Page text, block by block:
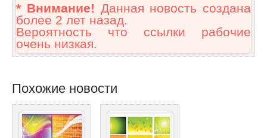
* Внимание! Данная новость создана
более 2 лет назад.
Вероятность что ссылки рабочие
очень низкая.
Похожие новости